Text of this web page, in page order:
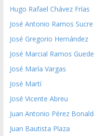
Hugo Rafael Chávez Frías
José Antonio Ramos Sucre
José Gregorio Hernández
José Marcial Ramos
José María Vargas
José Martí
José Vicente Abreu
Juan Antonio Pérez
Juan Bautista Plaza